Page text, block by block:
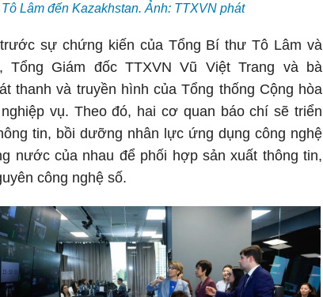
Lâm đến Kazakhstan. Ảnh: TTXVN phát
sự chứng kiến của Tổng Bí thư Tô Lâm và
Tổng Giám đốc TTXVN Vũ Việt Trang và bà
thanh và truyền hình của Tổng thống Cộng hòa
vụ. Theo đó, hai cơ quan báo chí sẽ triển
tin, bồi dưỡng nhân lực ứng dụng công nghệ
nước của nhau để phối hợp sản xuất thông tin,
công nghệ số.